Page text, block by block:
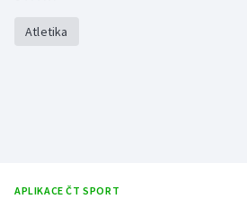
Triatlon
Atletika
APLIKACE ČT SPORT